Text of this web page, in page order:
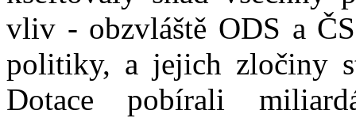
vliv - obzvláště ODS a
politiky, a jejich zločiny
Dotace pobírali